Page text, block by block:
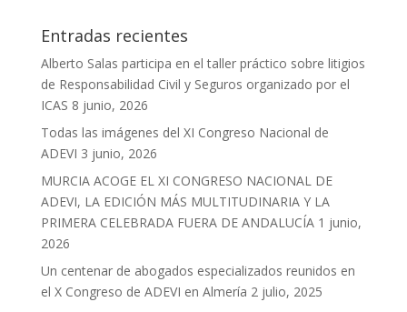
Entradas recientes
Alberto Salas participa en el taller práctico sobre litigios
de Responsabilidad Civil y Seguros organizado por el
ICAS 8 junio, 2026
Todas las imágenes del XI Congreso Nacional de
ADEVI 3 junio, 2026
MURCIA ACOGE EL XI CONGRESO NACIONAL DE
ADEVI, LA EDICIÓN MÁS MULTITUDINARIA Y LA
PRIMERA CELEBRADA FUERA DE ANDALUCÍA 1 junio,
2026
Un centenar de abogados especializados reunidos en
el X Congreso de ADEVI en Almería 2 julio, 2025